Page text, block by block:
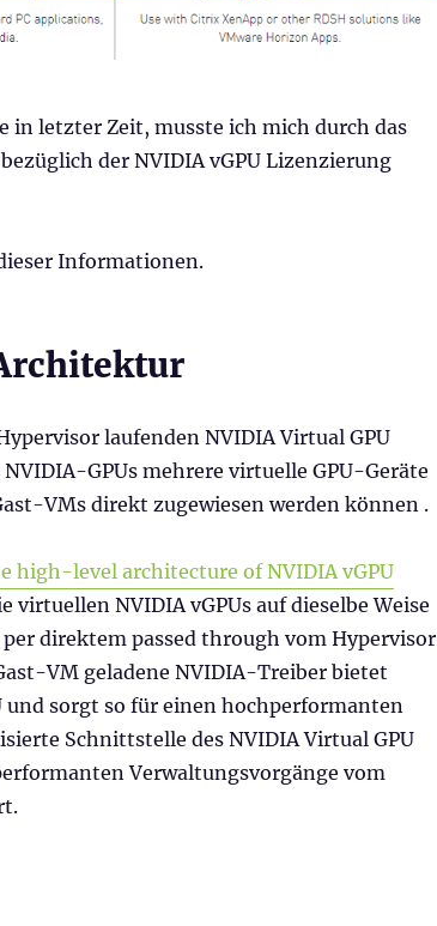
in letzter Zeit, musste ich mich durch das
der NVIDIA vGPU Lizenzierung
Informationen.
laufenden NVIDIA Virtual GPU
GPUs mehrere virtuelle GPU-Geräte
VMs direkt zugewiesen werden können .
virtuellen NVIDIA vGPUs auf dieselbe Weise
per direktem passed through vom Hypervisor
VM geladene NVIDIA-Treiber bietet
und sorgt so für einen hochperformanten
Schnittstelle des NVIDIA Virtual GPU
Verwaltungsvorgänge vom